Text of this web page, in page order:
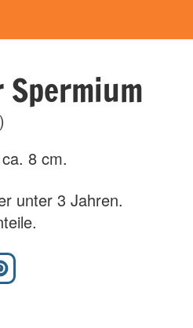
8 cm.
unter 3 Jahren.